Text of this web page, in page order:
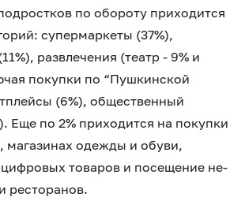
по обороту приходится
супермаркеты (37%),
развлечения (театр - 9% и
покупки по “Пушкинской
(6%), общественный
Еще по 2% приходится на покупки
магазинах одежды и обуви,
товаров и посещение не-
ресторанов.